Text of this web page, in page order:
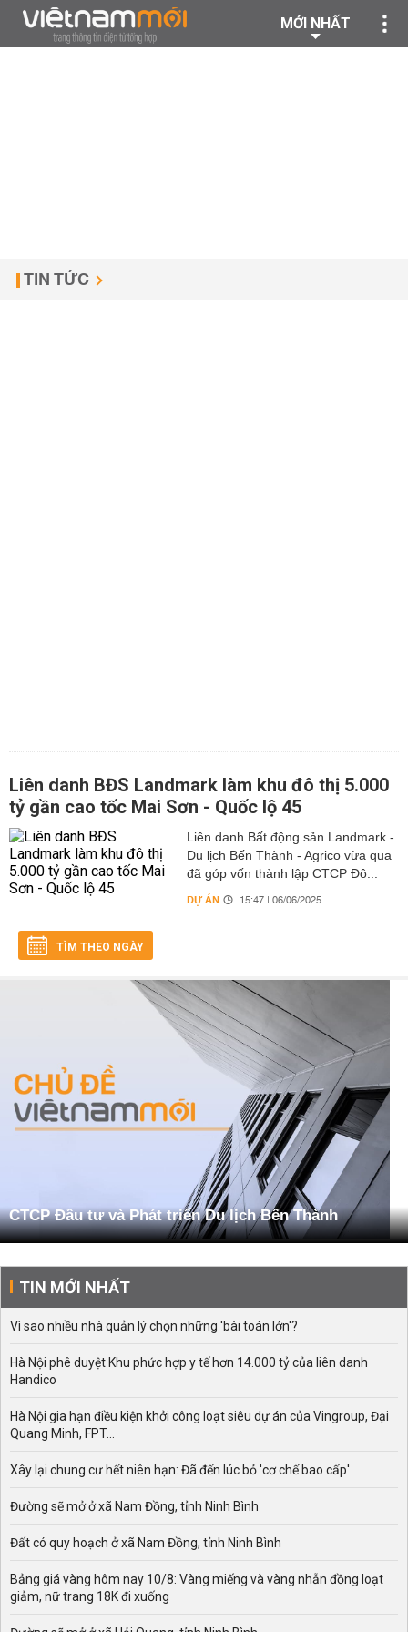
MỚI NHẤT
TIN TỨC
Liên danh BĐS Landmark làm khu đô thị 5.000
tỷ gần cao tốc Mai Sơn - Quốc lộ 45
Liên danh Bất động sản Landmark -
Du lịch Bến Thành - Agrico vừa qua
đã góp vốn thành lập CTCP Đô...
DỰ ÁN 15:47 | 06/06/2025
TÌM THEO NGÀY
CTCP Đầu tư và Phát triển Du lịch Bến Thành
TIN MỚI NHẤT
Vì sao nhiều nhà quản lý chọn những 'bài toán lớn'?
Hà Nội phê duyệt Khu phức hợp y tế hơn 14.000 tỷ của liên danh
Handico
Hà Nội gia hạn điều kiện khởi công loạt siêu dự án của Vingroup, Đại
Quang Minh, FPT...
Xây lại chung cư hết niên hạn: Đã đến lúc bỏ 'cơ chế bao cấp'
Đường sẽ mở ở xã Nam Đồng, tỉnh Ninh Bình
Đất có quy hoạch ở xã Nam Đồng, tỉnh Ninh Bình
Bảng giá vàng hôm nay 10/8: Vàng miếng và vàng nhẫn đồng loạt
giảm, nữ trang 18K đi xuống